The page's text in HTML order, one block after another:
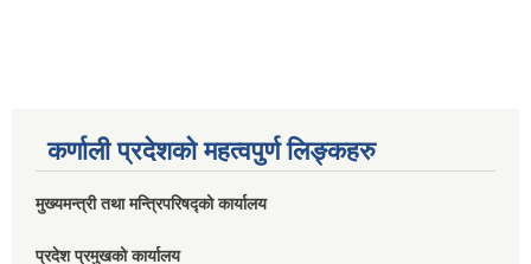
कर्णाली प्रदेशको महत्वपुर्ण लिङ्कहरु
मुख्यमन्त्री तथा मन्त्रिपरिषद्को कार्यालय
प्रदेश प्रमुखको कार्यालय